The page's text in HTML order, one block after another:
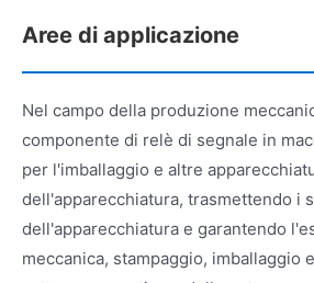
Aree di applicazione
Nel campo della produzione
componente di relè di segnale in
per l'imballaggio e altre
dell'apparecchiatura, trasmettendo i
dell'apparecchiatura e garantendo
meccanica, stampaggio,